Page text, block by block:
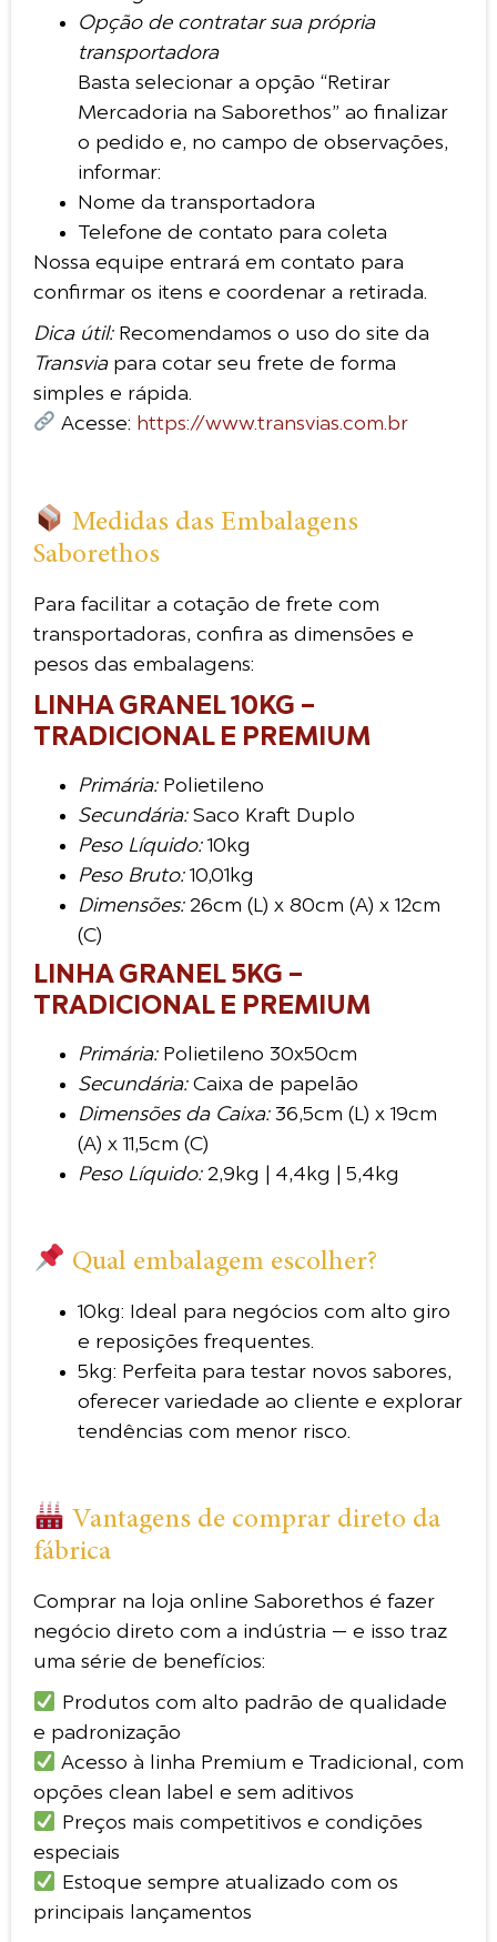
Opção de contratar sua própria
transportadora
Basta selecionar a opção “Retirar
Mercadoria na Saborethos” ao finalizar
o pedido e, no campo de observações,
informar:
Nome da transportadora
Telefone de contato para coleta
Nossa equipe entrará em contato para
confirmar os itens e coordenar a retirada.
Dica útil:Recomendamos o uso do site da
Transviapara cotar seu frete de forma
simples e rápida.
Acesse: https://www.transvias.com.br
Medidas das Embalagens
Saborethos
Para facilitar a cotação de frete com
transportadoras, confira as dimensões e
pesos das embalagens:
LINHA GRANEL 10KG –
TRADICIONAL E PREMIUM
Primária:Polietileno
Secundária:Saco Kraft Duplo
Peso Líquido:10kg
Peso Bruto:10,01kg
Dimensões:26cm (L) x 80cm (A) x 12cm
(C)
LINHA GRANEL 5KG –
TRADICIONAL E PREMIUM
Primária:Polietileno 30x50cm
Secundária:Caixa de papelão
Dimensões da Caixa:36,5cm (L) x 19cm
(A) x 11,5cm (C)
Peso Líquido:2,9kg | 4,4kg | 5,4kg
Qual embalagem escolher?
10kg: Ideal para negócios com alto giro
e reposições frequentes.
5kg: Perfeita para testar novos sabores,
oferecer variedade ao cliente e explorar
tendências com menor risco.
Vantagens de comprar direto da
fábrica
Comprar na loja online Saborethos é fazer
negócio direto com a indústria — e isso traz
uma série de benefícios:
Produtos com alto padrão de qualidade
e padronização
Acesso à linha Premium e Tradicional, com
opções clean label e sem aditivos
Preços mais competitivos e condições
especiais
Estoque sempre atualizado com os
principais lançamentos